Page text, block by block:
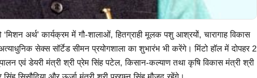
अर्थ’ कार्यक्रम में गौ-शालाओं, हितग्राही मूलक पशु आश्रयों, चारागाह विकास
सेक्स सॉर्टेड सीमन प्रयोगशाला का शुभारंभ भी करेंगे। मिंटो हॉल में दोपहर 2
एवं डेयरी मंत्री श्री प्रेम सिंह पटेल, किसान-कल्याण तथा कृषि विकास मंत्री श्री